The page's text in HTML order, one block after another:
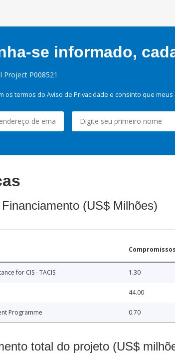
se informado,
Project P008521
os termos do Aviso de Privacidade e consinto que
(US$ Milhões)
Compromissos
for CIS - TACIS 1.30
44.00
Programme 0.70
total do projeto (US$